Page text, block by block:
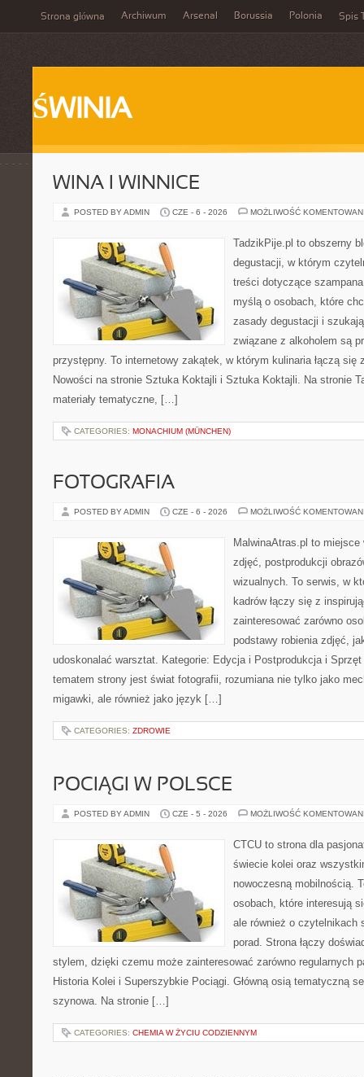
Strona główna Archiwum Arsenal Borussia Polonia Spis
ŚWINIA
WINA I WINNICE
POSTED BY ADMIN CZE - 6 - 2026 MOŻLIWOŚĆ
TadzikPije.pl to obszerny
degustacji, w którym
treści dotyczące
myślą o osobach, które
zasady degustacji i
związane z alkoholem są
przystępny. To internetowy zakątek, w którym kulinaria łączą się
Nowości na stronie Sztuka Koktajli i Sztuka Koktajli. Na stronie
materiały tematyczne, […]
CATEGORIES: MONACHIUM (MÜNCHEN)
FOTOGRAFIA
POSTED BY ADMIN CZE - 6 - 2026 MOŻLIWOŚĆ
MalwinaAtras.pl to
zdjęć, postprodukcji
wizualnych. To serwis, w
kadrów łączy się z
zainteresować zarówno
podstawy robienia zdjęć,
udoskonalać warsztat. Kategorie: Edycja i Postprodukcja i Sprzęt
tematem strony jest świat fotografii, rozumiana nie tylko jako
migawki, ale również jako język […]
CATEGORIES: ZDROWIE
POCIĄGI W POLSCE
POSTED BY ADMIN CZE - 5 - 2026 MOŻLIWOŚĆ
CTCU to strona dla
świecie kolei oraz
nowoczesną mobilnością.
osobach, które interesują
ale również o czytelnikach
porad. Strona łączy
stylem, dzięki czemu może zainteresować zarówno regularnych
Historia Kolei i Superszybkie Pociągi. Główną osią tematyczną
szynowa. Na stronie […]
CATEGORIES: CHEMIA W ŻYCIU CODZIENNYM